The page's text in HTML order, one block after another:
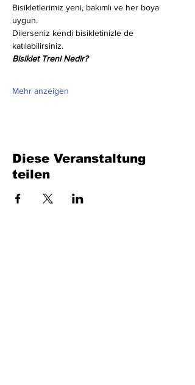
Bisikletlerimiz yeni, bakımlı ve her boya
uygun.
Dilerseniz kendi bisikletinizle de
katılabilirsiniz.
Bisiklet Treni Nedir?
Mehr anzeigen
Diese Veranstaltung
teilen